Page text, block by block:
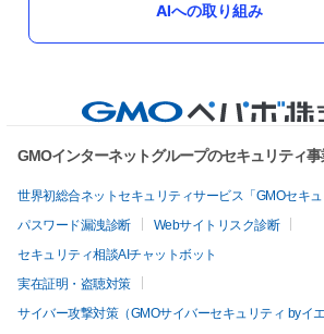
AIへの取り組み
GMOインターネットグループのセキュリティ
世界初総合ネットセキュリティサービス「GMOセキュ
パスワード漏洩診断
Webサイトリスク診断
セキュリティ相談AIチャットボット
実在証明・盗聴対策
サイバー攻撃対策（GMOサイバーセキュリティ byイエ